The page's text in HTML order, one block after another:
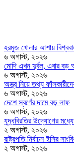
হরমুজ খোলার আশায়
৬ অগাস্ট, ২০২৬
মোদি এখন দুর্বল, এবার বড়
৬ অগাস্ট, ২০২৬
অস্ত্র নিয়ে তথ্য
৬ অগাস্ট, ২০২৬
দেশে স্বর্ণের দামে বড় লাফ
৬ অগাস্ট, ২০২৬
যুদ্ধবিরতির উদ্যোগের
২ অগাস্ট, ২০২৬
রাষ্ট্রপতি নির্বাচন ইসির
২ অগাস্ট, ২০২৬